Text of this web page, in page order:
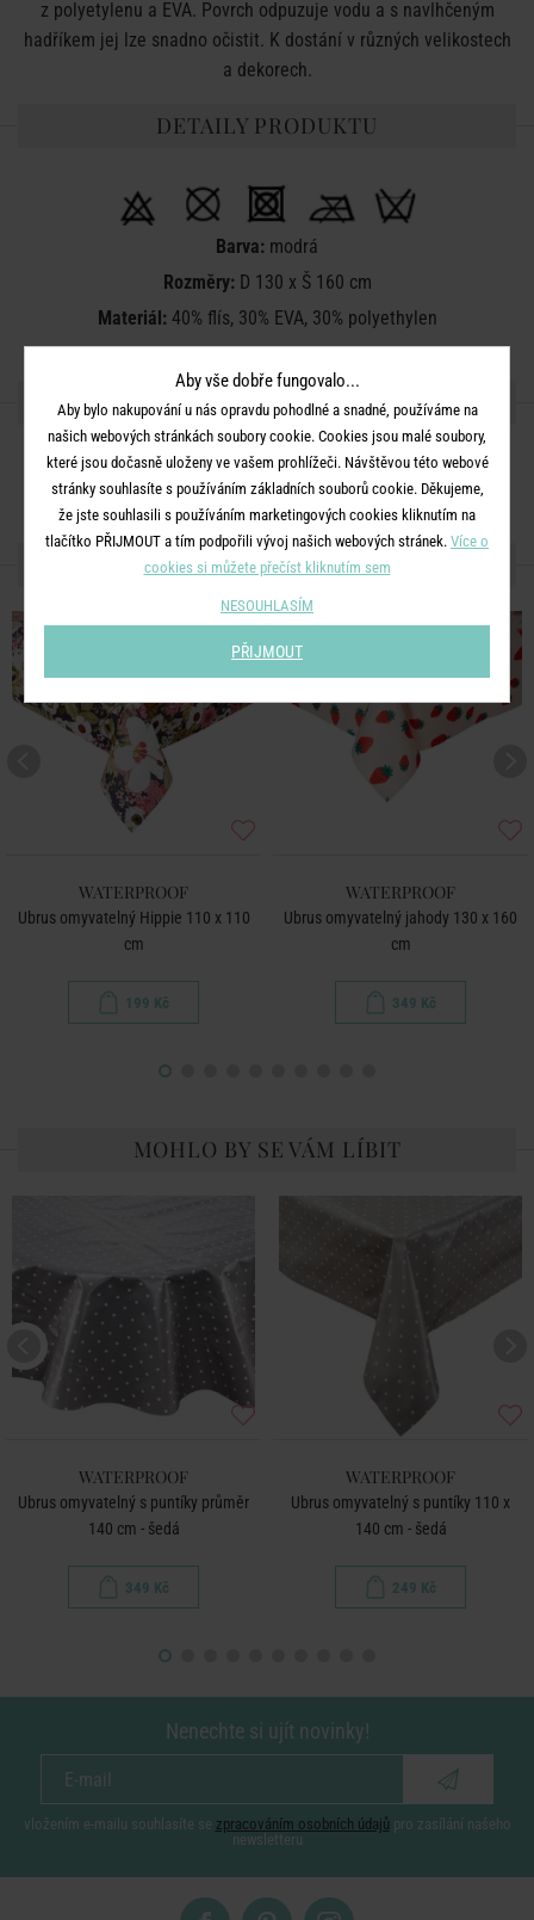
z polyetylenu a EVA. Povrch odpuzuje vodu a s navlhčeným
hadříkem jej lze snadno očistit. K dostání v různých velikostech
a dekorech.
DETAILY PRODUKTU
Barva: modrá
Rozměry:D 130 x Š 160 cm
Materiál:40% flís, 30% EVA, 30% polyethylen
SDÍLEJTE S PŘÁTELI
DALŠÍ PRODUKTY ZE SÉRIE
WATERPROOF
Ubrus omyvatelný Hippie 110 x 110
cm
199 Kč
NOVÉ!
WATERPROOF
Ubrus omyvatelný jahody 130 x 160
cm
349 Kč
MOHLO BY SE VÁM LÍBIT
WATERPROOF
Ubrus omyvatelný s puntíky průměr
140 cm - šedá
349 Kč
WATERPROOF
Ubrus omyvatelný s puntíky 110 x
140 cm - šedá
249 Kč
Nenechte si ujít novinky!
vložením e-mailu souhlasíte se zpracováním osobních údajů pro zasílání našeho
newsletteru
Aby vše dobře fungovalo...
Aby bylo nakupování u nás opravdu pohodlné a snadné, používáme na
našich webových stránkách soubory cookie. Cookies jsou malé soubory,
které jsou dočasně uloženy ve vašem prohlížeči. Návštěvou této webové
stránky souhlasíte s používáním základních souborů cookie. Děkujeme,
že jste souhlasili s používáním marketingových cookies kliknutím na
tlačítko PŘIJMOUT a tím podpořili vývoj našich webových stránek. Více o
cookies si můžete přečíst kliknutím sem
NESOUHLASÍM
PŘIJMOUT